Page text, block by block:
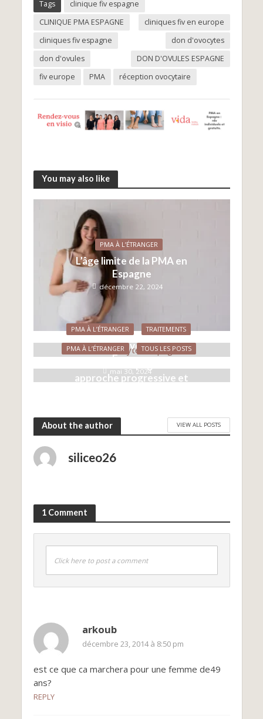
Tags
clinique fiv espagne
CLINIQUE PMA ESPAGNE
cliniques fiv en europe
cliniques fiv espagne
don d'ovocytes
don d'ovules
DON D'OVULES ESPAGNE
fiv europe
PMA réception ovocytaire
You may also like
PMA À L’ÉTRANGER
L’âge limite de la PMA en
Espagne
décembre 22, 2024
PMA À L’ÉTRANGER TRAITEMENTS
Le don d’ovocytes en
Espagne
mai 30, 2024
PMA À L’ÉTRANGER TOUS LES POSTS
approche progressive et
About the author VIEW ALL POSTS
siliceo26
1 Comment
Click here to post a comment
arkoub
décembre 23, 2014 à 8:50 pm
est ce que ca marchera pour une femme de49
ans?
REPLY